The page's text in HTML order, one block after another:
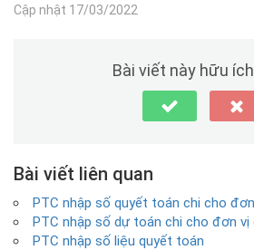
Cập nhật 17/03/2022
Bài viết này hữu
Bài viết liên quan
PTC nhập số quyết toán chi cho
PTC nhập số dự toán chi cho đơn vị
PTC nhập số liệu quyết toán